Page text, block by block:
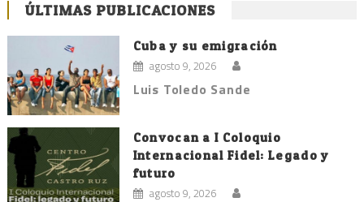
ÚLTIMAS PUBLICACIONES
Cuba y su emigración
agosto 9, 2026
Luis Toledo Sande
Convocan a I Coloquio
Internacional Fidel: Legado y
futuro
agosto 9, 2026